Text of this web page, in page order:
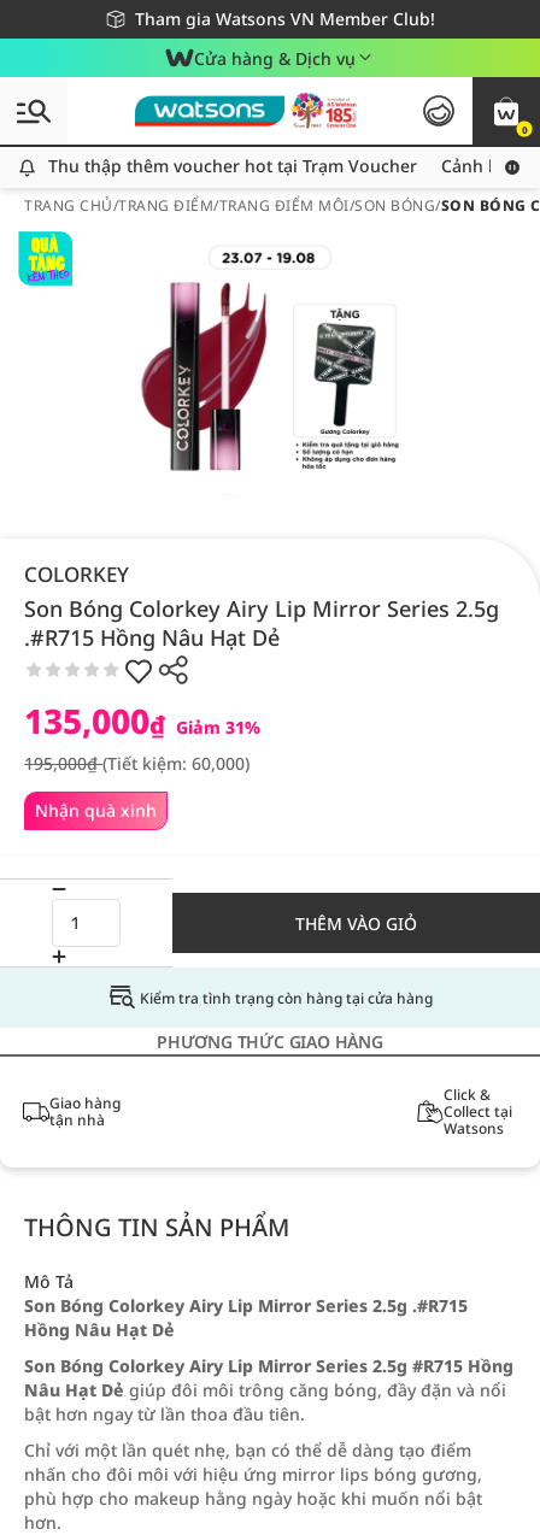
Tham gia Watsons VN Member Club!
Miễn phí giao hàng cho đơn hàng từ 249,000Đ
Giao hàng nhanh 24h - Áp dụng khu vực TP. Hồ Chí Minh
Cửa hàng & Dịch vụ
0
Thu thập thêm voucher hot tại Trạm Voucher
Thu thập thêm voucher hot tại Trạm Voucher Cảnh báo
TRANG CHỦ/TRANG ĐIỂM/TRANG ĐIỂM MÔI/SON BÓNG/SON BÓNG
COLORKEY
Son Bóng Colorkey Airy Lip Mirror Series 2.5g
.#R715 Hồng Nâu Hạt Dẻ
Nhận quà xinh
135,000₫ Giảm 31%
195,000₫(Tiết kiệm: 60,000)
THÊM VÀO GIỎ
Kiểm tra tình trạng còn hàng tại cửa hàng
PHƯƠNG THỨC GIAO HÀNG
Giao hàng
tận nhà
Click &
Collect tại
Watsons
THÔNG TIN SẢN PHẨM
Mô Tả
Son Bóng Colorkey Airy Lip Mirror Series 2.5g .#R715
Hồng Nâu Hạt Dẻ
Son Bóng Colorkey Airy Lip Mirror Series 2.5g #R715 Hồng
Nâu Hạt Dẻ giúp đôi môi trông căng bóng, đầy đặn và nổi
bật hơn ngay từ lần thoa đầu tiên.
Chỉ với một lần quét nhẹ, bạn có thể dễ dàng tạo điểm
nhấn cho đôi môi với hiệu ứng mirror lips bóng gương,
phù hợp cho makeup hằng ngày hoặc khi muốn nổi bật
hơn.